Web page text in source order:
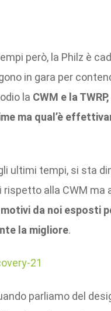
però, la Philz è
in gara per
la CWM e la
ma qual’è
ultimi tempi, si sta
rispetto alla CWM ma
da noi esposti
la migliore.
parliamo del